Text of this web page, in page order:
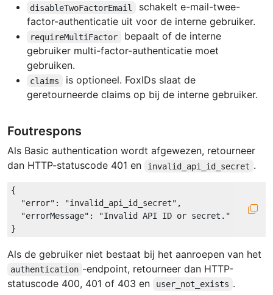
disableTwoFactorEmail
schakelt e-mail-twee-
factor-authenticatie uit voor de interne gebruiker.
requireMultiFactor
bepaalt of de interne
gebruiker multi-factor-authenticatie moet
gebruiken.
claims
is optioneel. FoxIDs slaat de
geretourneerde claims op bij de interne gebruiker.
Foutrespons
Als Basic authentication wordt afgewezen, retourneer
dan HTTP-statuscode 401 en
invalid_api_id_secret .
{
"error" : "invalid_api_id_secret" ,
"errorMessage" :
"Invalid API ID or secret."
Als de gebruiker niet bestaat bij het aanroepen van het
authentication -endpoint, retourneer dan HTTP-
statuscode 400, 401 of 403 en
user_not_exists .